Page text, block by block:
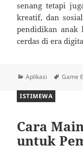
senang tetapi
kreatif, dan
pendidikan anak
cerdas di era
Kategori
Aplikasi Tag
Game
Cara
untuk
ISTIMEWA